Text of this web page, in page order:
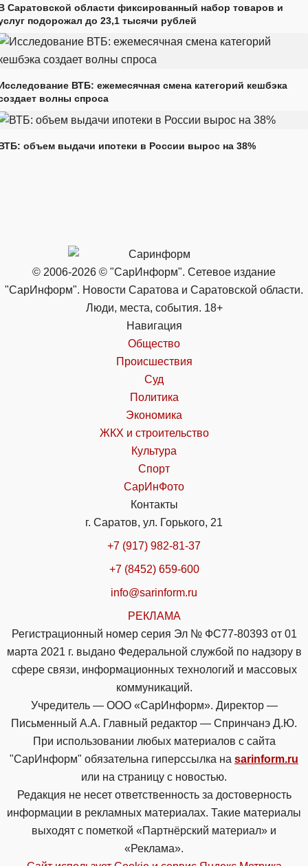
Саратовской области фиксированный набор товаров и
подорожал до 23,1 тысячи рублей
ВТБ: ежемесячная смена категорий кешбэка
волны спроса
объем выдачи ипотеки в России вырос на 38%
© 2006-2026 © "СарИнформ". Сетевое издание
"СарИнформ". Новости Саратова и Саратовской области.
Люди, места, события. 18+
Навигация
Общество
Происшествия
Суд
Политика
Экономика
ЖКХ и строительство
Культура
Спорт
СарИнФото
Контакты
г. Саратов, ул. Горького, 21
+7 (917) 982-81-37
+7 (8452) 659-600
info@sarinform.ru
РЕКЛАМА
Регистрационный номер серия Эл № ФС77-80393 от 01
марта 2021 г. выдано Федеральной службой по надзору в
сфере связи, информационных технологий и массовых
коммуникаций.
Учредитель — ООО «СарИнформ». Директор —
Письменный А.А. Главный редактор — Спринчанэ Д.Ю.
При использовании любых материалов с сайта
"СарИнформ" обязательна гиперссылка на sarinform.ru
или на страницу с новостью.
Редакция не несет ответственность за достоверность
информации в рекламных материалах. Такие материалы
выходят с пометкой «Партнёрский материал» и
«Реклама».